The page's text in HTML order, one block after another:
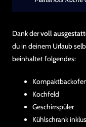
Dank dervoll
du in deinem Urlaub
beinhaltet folgendes:
Kochfeld
Geschirrspüler
Kühlschrank